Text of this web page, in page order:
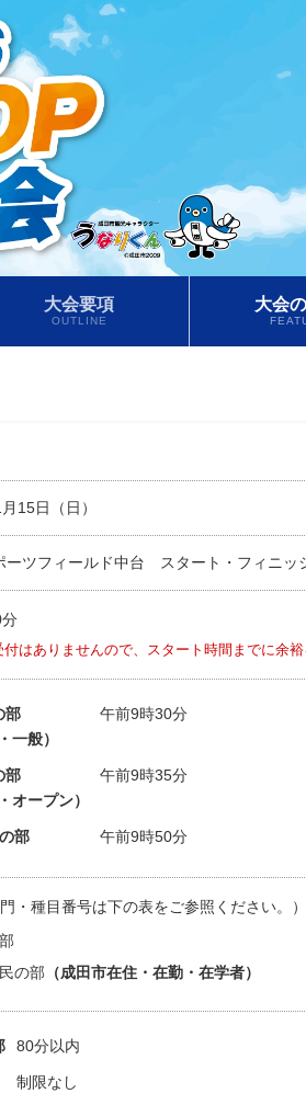
大会要項
OUTLINE
大会
15日（日）
ーツフィールド中台 スタート・フィニッ
はありませんので、スタート時間までに余
部
一般）
午前9時30分
部
オープン）
午前9時35分
部 午前9時50分
・種目番号は下の表をご参照ください。）
の部 （成田市在住・在勤・在学者）
80分以内
制限なし